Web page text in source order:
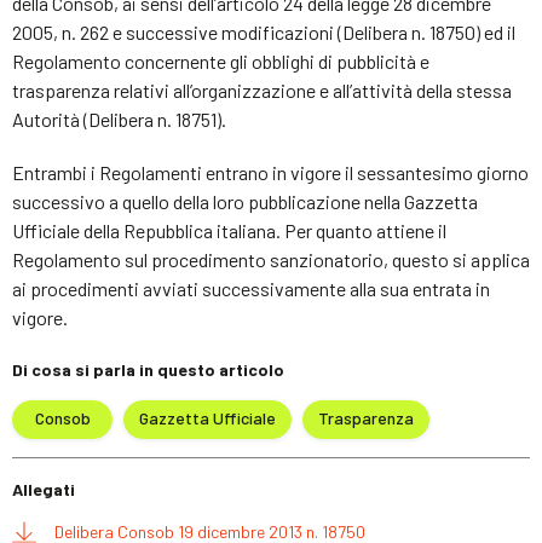
2005, n. 262 e successive modificazioni (Delibera n. 18750) ed il
Regolamento concernente gli obblighi di pubblicità e
trasparenza relativi all’organizzazione e all’attività della stessa
Autorità (Delibera n. 18751).
Entrambi i Regolamenti entrano in vigore il sessantesimo giorno
successivo a quello della loro pubblicazione nella Gazzetta
Ufficiale della Repubblica italiana. Per quanto attiene il
Regolamento sul procedimento sanzionatorio, questo si applica
ai procedimenti avviati successivamente alla sua entrata in
vigore.
Di cosa si parla in questo articolo
Consob Gazzetta Ufficiale Trasparenza
Allegati
Delibera Consob 19 dicembre 2013 n. 18750